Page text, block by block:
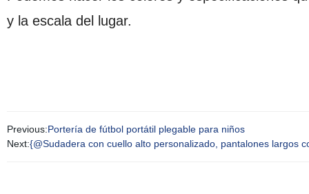
y la escala del lugar.
Previous:Portería de fútbol portátil plegable para niños
Next:{@Sudadera con cuello alto personalizado, pantalones largos